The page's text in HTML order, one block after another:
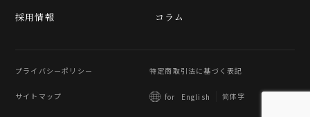
コラム
採用情報
プライバシーポリシー 特定商取引法に基づく表記
サイトマップ for English 简体字